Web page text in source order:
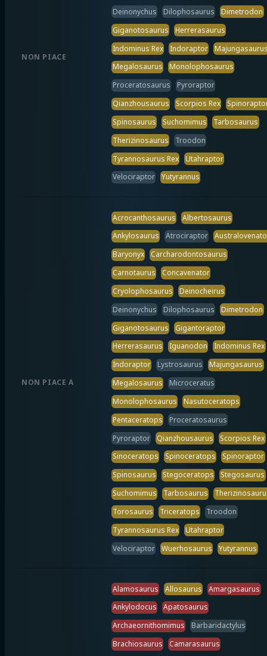
NON PIACE
Deinonychus Dilophosaurus
Dimetrodon
Giganotosaurus
Herrerasaurus
Indominus Rex
Indoraptor
Megalosaurus
Monolophosaurus
Proceratosaurus
Pyroraptor
Qianzhousaurus
Scorpios Rex
Spinosaurus
Suchomimus
Tarbosaurus
Therizinosaurus
Troodon
Tyrannosaurus Rex
Utahraptor
Velociraptor
Yutyrannus
NON PIACE A
Acrocanthosaurus
Albertosaurus
Ankylosaurus
Atrociraptor
Baryonyx
Carcharodontosaurus
Carnotaurus
Concavenator
Cryolophosaurus
Deinocheirus
Deinonychus
Dilophosaurus
Dimetrodon
Giganotosaurus
Gigantoraptor
Herrerasaurus
Iguanodon
Indominus Rex
Indoraptor
Lystrosaurus
Majungasaurus
Megalosaurus
Microceratus
Monolophosaurus
Nasutoceratops
Pentaceratops
Proceratosaurus
Pyroraptor
Qianzhousaurus
Scorpios Rex
Sinoceratops
Spinoceratops
Spinoraptor
Spinosaurus
Stegoceratops
Stegosaurus
Suchomimus
Tarbosaurus
Torosaurus
Triceratops
Troodon
Tyrannosaurus Rex
Utahraptor
Velociraptor
Wuerhosaurus Yutyrannus
Alamosaurus Allosaurus
Amargasaurus
Ankylodocus
Apatosaurus
Archaeornithomimus
Barbaridactylus
Brachiosaurus
Camarasaurus